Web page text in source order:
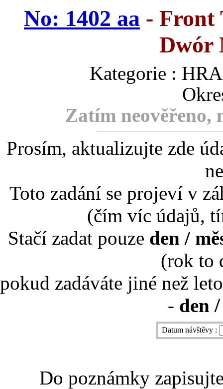
No: 1402 aa - Front
Dwór
Kategorie :
Zatím
Prosím, aktualizujte zde
Toto zadání se projeví v
(čím víc údajů,
Stačí zadat pouze den /
(rok to
pokud zadáváte jiné než
- den
Datum návštěvy :
Do poznámky